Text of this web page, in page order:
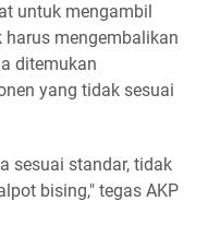
untuk mengambil
mengembalikan
ditemukan
yang tidak sesuai
sesuai standar, tidak
bising," tegas AKP